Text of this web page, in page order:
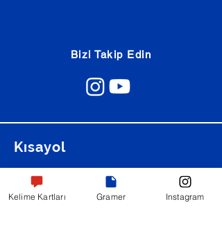
Bizi Takip Edin
Kısayol
Hikayeler
Kelime Kartları
Kelime Kartları Gramer Instagram